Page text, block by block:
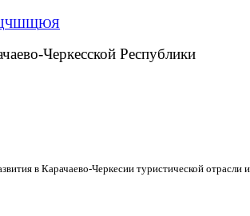
ЧШЩЮЯ
Черкесской Республики
в Карачаево-Черкесии туристической отрасли и